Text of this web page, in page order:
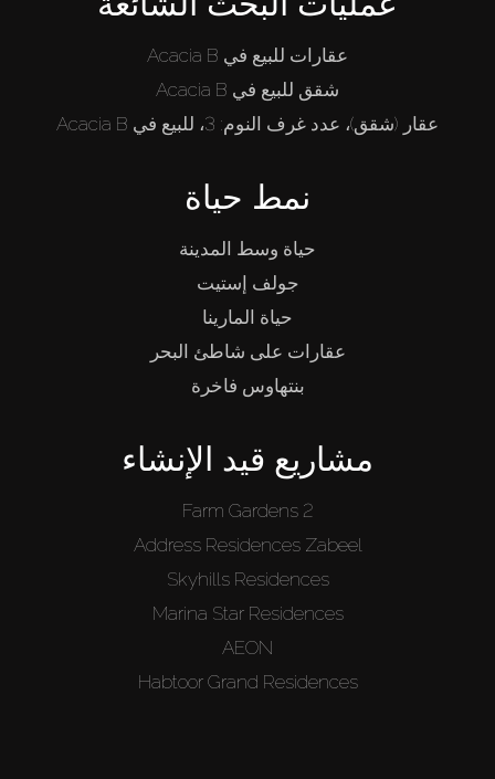
عقارات للبيع في Acacia B
شقق للبيع في Acacia B
عقار (شقق)، عدد غرف النوم: 3، للبيع في Acacia B
نمط حياة
حياة وسط المدينة
جولف إستيت
حياة المارينا
عقارات على شاطئ البحر
بنتهاوس فاخرة
مشاريع قيد الإنشاء
Farm Gardens 2
Address Residences Zabeel
Skyhills Residences
Marina Star Residences
AEON
Habtoor Grand Residences